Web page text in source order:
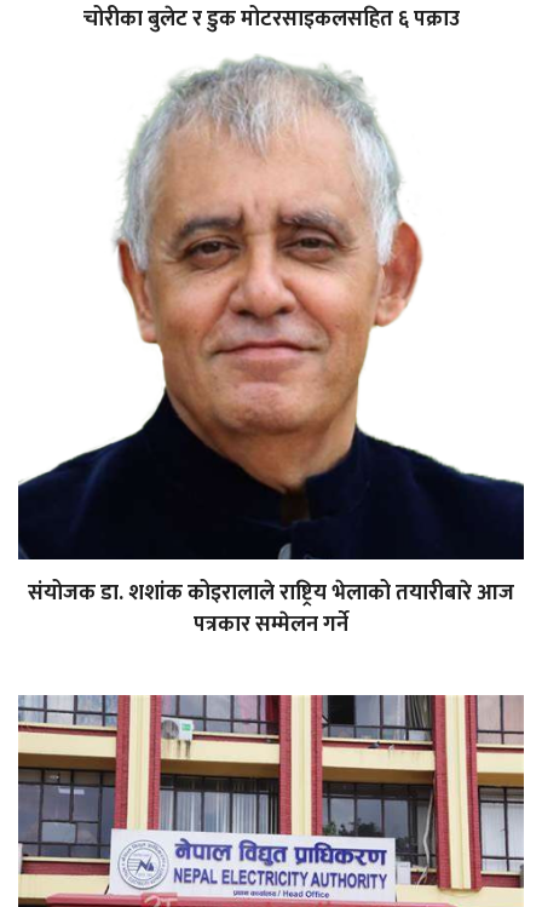
चोरीका बुलेट र डुक मोटरसाइकलसहित ६ पक्राउ
संयोजक डा. शशांक कोइरालाले राष्ट्रिय भेलाको तयारीबारे आज
पत्रकार सम्मेलन गर्ने